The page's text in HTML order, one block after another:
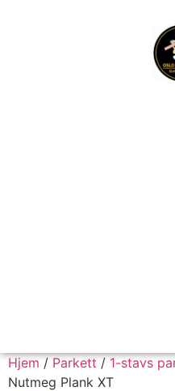
Hjem/Parkett/1-stavs
Nutmeg Plank XT